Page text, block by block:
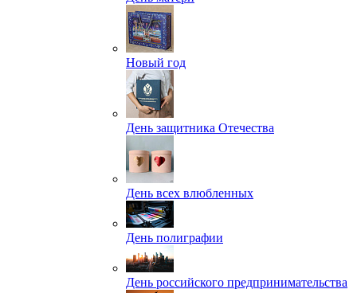
Новый год
День защитника Отечества
День всех влюбленных
День полиграфии
День российского предпринимательства